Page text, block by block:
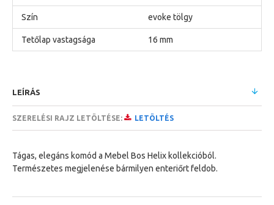
Szín evoke tölgy
Tetőlap vastagsága 16 mm
LEÍRÁS
SZERELÉSI RAJZ LETÖLTÉSE: LETÖLTÉS
Tágas, elegáns komód a Mebel Bos Helix kollekcióból.
Természetes megjelenése bármilyen enteriőrt feldob.